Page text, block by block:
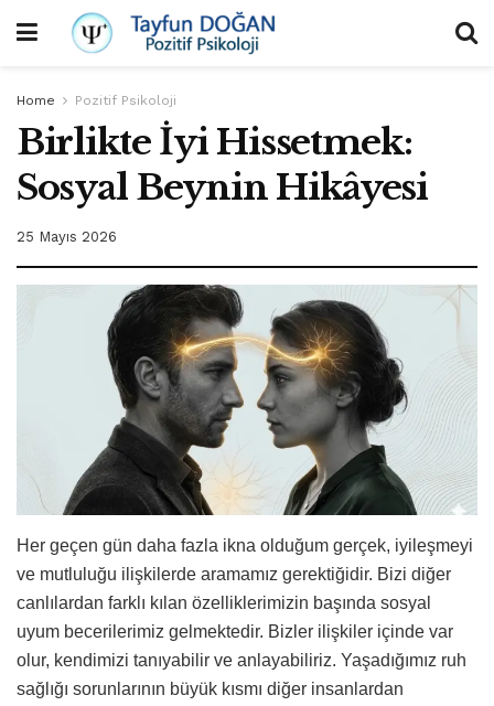
Home Pozitif Psikoloji
Birlikte İyi Hissetmek:
Sosyal Beynin Hikâyesi
25 Mayıs 2026
Her geçen gün daha fazla ikna olduğum gerçek, iyileşmeyi
ve mutluluğu ilişkilerde aramamız gerektiğidir. Bizi diğer
canlılardan farklı kılan özelliklerimizin başında sosyal
uyum becerilerimiz gelmektedir. Bizler ilişkiler içinde var
olur, kendimizi tanıyabilir ve anlayabiliriz. Yaşadığımız ruh
sağlığı sorunlarının büyük kısmı diğer insanlardan